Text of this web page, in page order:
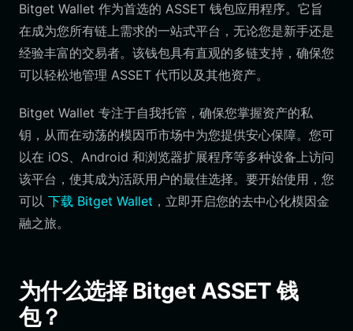
Bitget Wallet 作为首选的 ASSET 钱包应用程序。它旨
在成为您所有链上需求的一站式平台，无论您是新手还是
经验丰富的交易者。该钱包具有直观的多链支持，确保您
可以轻松地管理 ASSET 代币以及其他资产。
Bitget Wallet 专注于自我托管，确保您掌握资产的私
钥，从而在动荡的模因币市场中为您提供安心保障。您可
以在 iOS、Android 和浏览器扩展程序等多种设备上访问
该平台，使其成为活跃用户的最佳选择。要开始使用，您
可以 下载 Bitget Wallet ，立即开启您的去中心化模因金
融之旅。
为什么选择 Bitget ASSET 钱
包？